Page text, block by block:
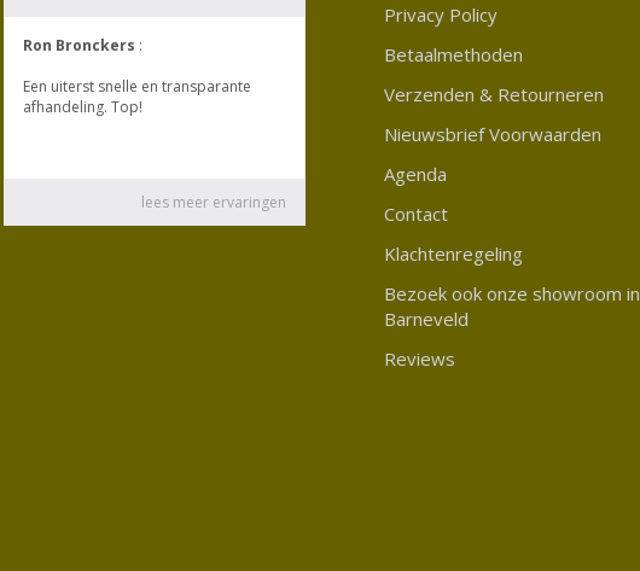
Privacy Policy
Betaalmethoden
Verzenden & Retourneren
Nieuwsbrief Voorwaarden
Agenda
Contact
Klachtenregeling
Bezoek ook onze showroom in
Barneveld
Reviews